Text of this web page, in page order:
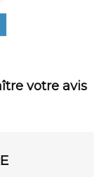
votre avis